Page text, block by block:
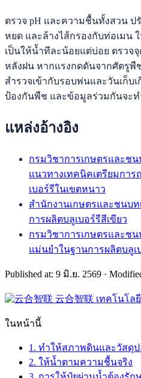
ตรวจ pH และความชื้นทั้งสวน ป
หยด และล้างไส้กรองกับท่อเมน
เป็นให้น้ำทีละน้อยแต่บ่อย ตรวจ
หลังฝน หากแรงกดดันจากศัตรูพื
สำรวจเข้ากับรอบพ่นและวันเก็บ
ป้องกันพืช และข้อมูลร่วมกันจะ
แหล่งอ้างอิง
กรมวิชาการเกษตรและช
แนวทางเทคนิคเตรียมกา
เบอร์รีในเขตหนาว
สำนักงานเกษตรและชนบ
การผลิตบลูเบอร์รีสีเขียว
กรมวิชาการเกษตรและช
แม่นยำในฐานการผลิตบลู
Published at: 9 มิ.ย. 2569 ·
云合智联 เทคโนโล
ในหน้านี้
1. ทำให้สภาพดินและวัสดุ
2. ให้น้ำตามความชื้นจริง